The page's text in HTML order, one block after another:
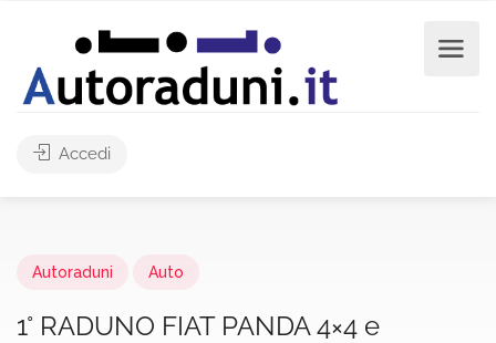
Accedi
Autoraduni Auto
1° RADUNO FIAT PANDA 4×4 e